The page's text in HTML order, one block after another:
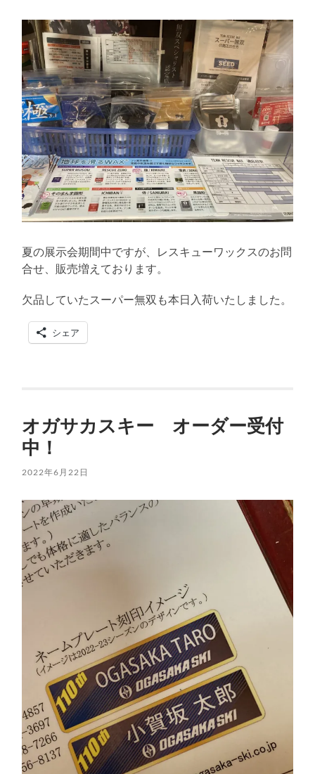
夏の展示会期間中ですが、レスキューワックスのお問
合せ、販売増えております。
欠品していたスーパー無双も本日入荷いたしました。
シェア
オガサカスキー オーダー受付
中！
2022年6月22日